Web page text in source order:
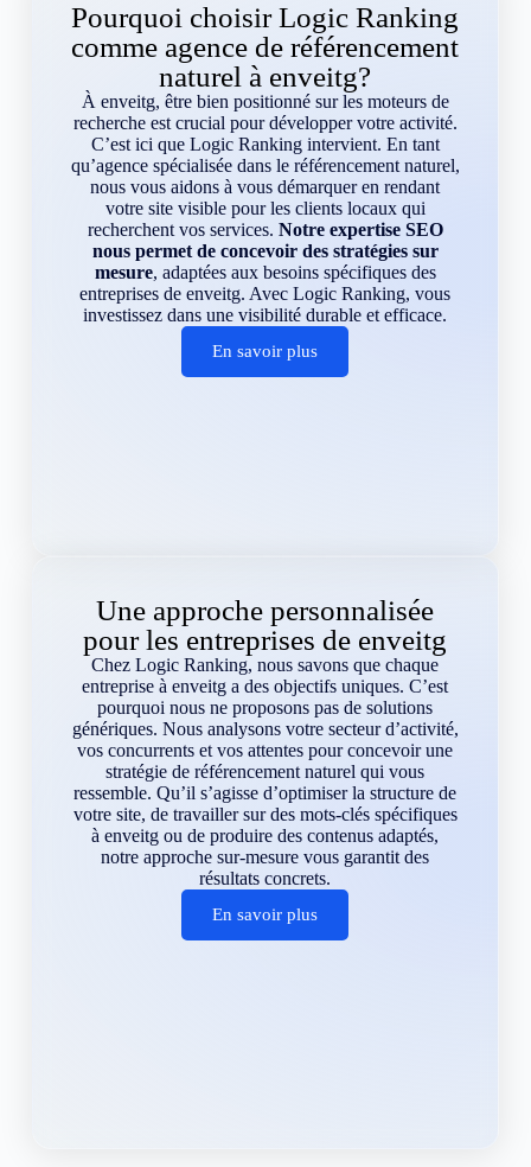
Pourquoi choisir Logic Ranking
comme agence de référencement
naturel à enveitg?
À enveitg, être bien positionné sur les moteurs de
recherche est crucial pour développer votre activité.
C’est ici que Logic Ranking intervient. En tant
qu’agence spécialisée dans le référencement naturel,
nous vous aidons à vous démarquer en rendant
votre site visible pour les clients locaux qui
recherchent vos services. Notre expertise SEO
nous permet de concevoir des stratégies sur
mesure, adaptées aux besoins spécifiques des
entreprises de enveitg. Avec Logic Ranking, vous
investissez dans une visibilité durable et efficace.
En savoir plus
Une approche personnalisée
pour les entreprises de enveitg
Chez Logic Ranking, nous savons que chaque
entreprise à enveitg a des objectifs uniques. C’est
pourquoi nous ne proposons pas de solutions
génériques. Nous analysons votre secteur d’activité,
vos concurrents et vos attentes pour concevoir une
stratégie de référencement naturel qui vous
ressemble. Qu’il s’agisse d’optimiser la structure de
votre site, de travailler sur des mots-clés spécifiques
à enveitg ou de produire des contenus adaptés,
notre approche sur-mesure vous garantit des
résultats concrets.
En savoir plus